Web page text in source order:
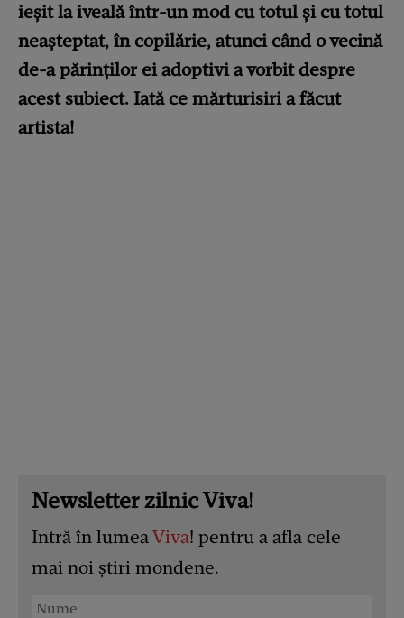
ieșit la iveală într-un mod cu totul și cu totul
neașteptat, în copilărie, atunci când o vecină
de-a părinților ei adoptivi a vorbit despre
acest subiect. Iată ce mărturisiri a făcut
artista!
Newsletter zilnic Viva!
Intră în lumeaViva! pentru a afla cele
mai noi știri mondene.